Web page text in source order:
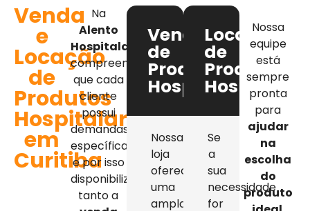
Venda
e
Locação
de
Produtos
Hospitalares
em
Curitiba
Na
Alento
Hospitalar
compreendemos
que cada
cliente
possui
demandas
específicas,
e por isso
disponibilizamos
tanto a
Venda
de
Produtos
Hospitalares
Nossa
loja
oferece
uma
ampla
Locação
de
Produtos
Se
a
sua
necessidade
for
Nossa
equipe
está
sempre
pronta
para
ajudar
na
escolha
do
produto